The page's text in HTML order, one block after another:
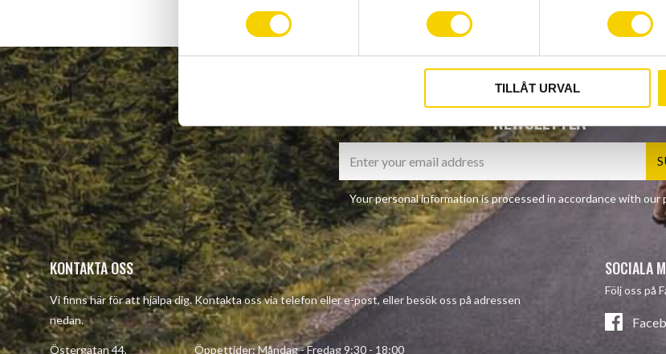
y
c
k
e
s
v
a
l
TILLÅT URVAL
NEWSLETTER
Your personal information is processed in accordance with our
KONTAKTA OSS
Vi finns här för att hjälpa dig. Kontakta oss via telefon eller e-post, eller besök oss på adressen
nedan.
Östergatan 44, Öppettider: Måndag - Fredag 9:30 - 18:00
SOCIALA
Följ oss på